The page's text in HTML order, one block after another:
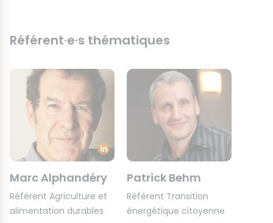
Référent·e·s thématiques
Marc Alphandéry
Référent Agriculture et
alimentation durables
Patrick Behm
Référent Transition
énergétique citoyenne